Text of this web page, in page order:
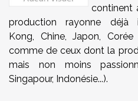
continent
production rayonne déjà
Kong, Chine, Japon,
comme de ceux dont la
mais non moins
Singapour, Indonésie...).